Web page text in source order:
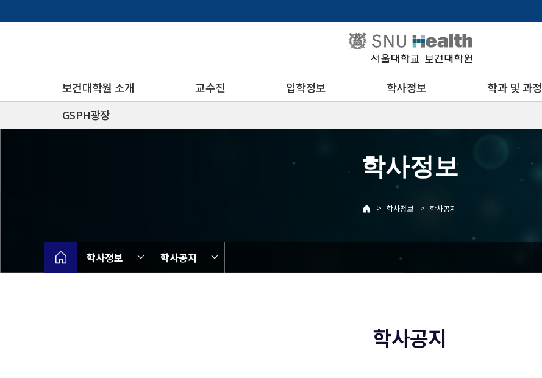
로
보건대학원 소개 교수진 입학정보 학사정보 학과 및 과정
GSPH광장
학사정보
> 학사정보 > 학사공지
학사정보 학사공지
학사공지